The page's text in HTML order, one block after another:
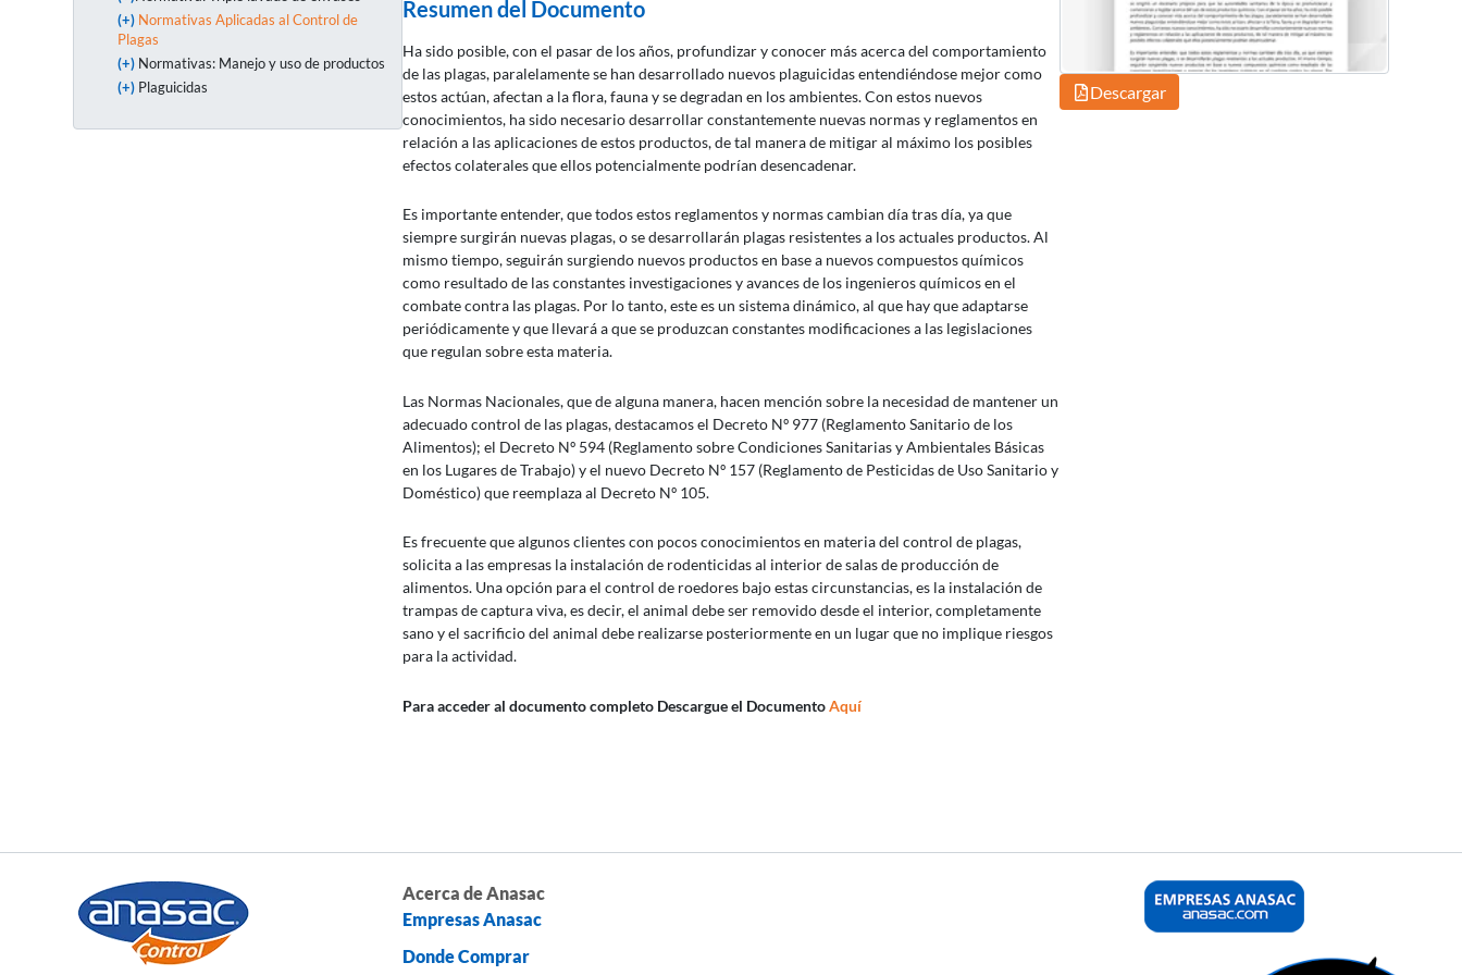
(+) Normativas Aplicadas al Control de
Plagas
(+) Normativas: Manejo y uso de productos
(+) Plaguicidas
Resumen del Documento
Ha sido posible, con el pasar de los años, profundizar y conocer más acerca del comportamiento
de las plagas, paralelamente se han desarrollado nuevos plaguicidas entendiéndose mejor como
estos actúan, afectan a la flora, fauna y se degradan en los ambientes. Con estos nuevos
conocimientos, ha sido necesario desarrollar constantemente nuevas normas y reglamentos en
relación a las aplicaciones de estos productos, de tal manera de mitigar al máximo los posibles
efectos colaterales que ellos potencialmente podrían desencadenar.
Es importante entender, que todos estos reglamentos y normas cambian día tras día, ya que
siempre surgirán nuevas plagas, o se desarrollarán plagas resistentes a los actuales productos. Al
mismo tiempo, seguirán surgiendo nuevos productos en base a nuevos compuestos químicos
como resultado de las constantes investigaciones y avances de los ingenieros químicos en el
combate contra las plagas. Por lo tanto, este es un sistema dinámico, al que hay que adaptarse
periódicamente y que llevará a que se produzcan constantes modificaciones a las legislaciones
que regulan sobre esta materia.
Las Normas Nacionales, que de alguna manera, hacen mención sobre la necesidad de mantener un
adecuado control de las plagas, destacamos el Decreto Nº 977 (Reglamento Sanitario de los
Alimentos); el Decreto Nº 594 (Reglamento sobre Condiciones Sanitarias y Ambientales Básicas
en los Lugares de Trabajo) y el nuevo Decreto Nº 157 (Reglamento de Pesticidas de Uso Sanitario y
Doméstico) que reemplaza al Decreto Nº 105.
Es frecuente que algunos clientes con pocos conocimientos en materia del control de plagas,
solicita a las empresas la instalación de rodenticidas al interior de salas de producción de
alimentos. Una opción para el control de roedores bajo estas circunstancias, es la instalación de
trampas de captura viva, es decir, el animal debe ser removido desde el interior, completamente
sano y el sacrificio del animal debe realizarse posteriormente en un lugar que no implique riesgos
para la actividad.
Para acceder al documento completo Descargue el DocumentoAquí
Descargar
Acerca de Anasac
Empresas Anasac
Donde Comprar